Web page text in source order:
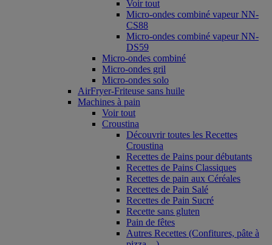
Voir tout
Micro-ondes combiné vapeur NN-
CS88
Micro-ondes combiné vapeur NN-
DS59
Micro-ondes combiné
Micro-ondes gril
Micro-ondes solo
AirFryer-Friteuse sans huile
Machines à pain
Voir tout
Croustina
Découvrir toutes les Recettes
Croustina
Recettes de Pains pour débutants
Recettes de Pains Classiques
Recettes de pain aux Céréales
Recettes de Pain Salé
Recettes de Pain Sucré
Recette sans gluten
Pain de fêtes
Autres Recettes (Confitures, pâte à